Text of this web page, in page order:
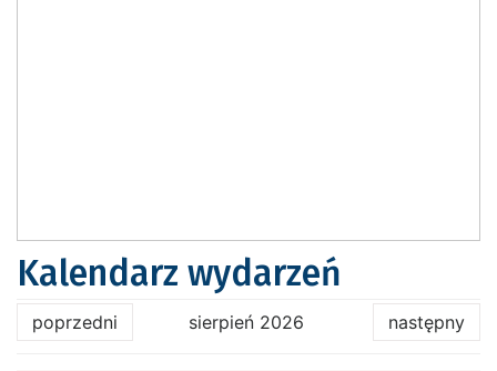
Kalendarz wydarzeń
poprzedni sierpień 2026 następny